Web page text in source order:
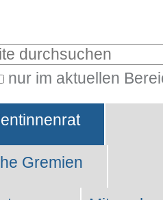
nur im aktuellen
Gremien